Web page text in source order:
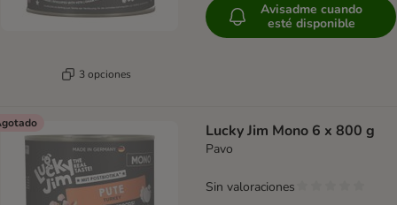
3 opciones
Avisadme cuando
esté disponible
Lucky Jim Mono 6 x 800 g
Pavo
Sin valoraciones